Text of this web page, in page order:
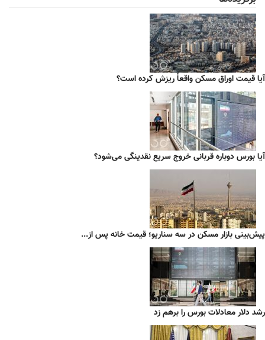
آیا قیمت اوراق مسکن واقعاً ریزش کرده است؟
آیا بورس دوباره قربانی خروج سریع نقدینگی می‌شود؟
پیش‌بینی بازار مسکن در سه سناریو؛ قیمت خانه پس از...
رشد دلار معادلات بورس را برهم زد